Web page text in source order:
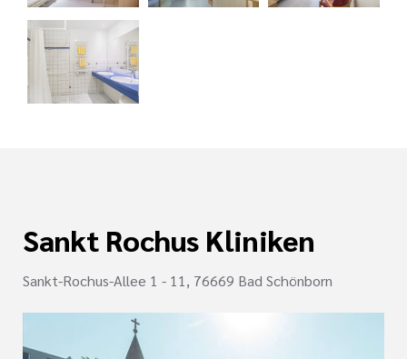
Syndrom
Sankt Rochus Kliniken
Sankt-Rochus-Allee 1 - 11, 76669 Bad Schönborn